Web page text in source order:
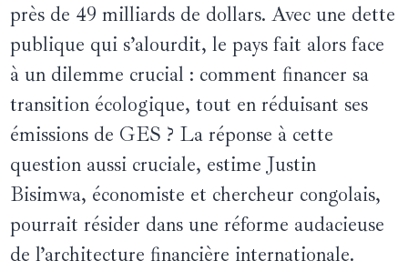
près de 49 milliards de dollars. Avec une dette
publique qui s’alourdit, le pays fait alors face
à un dilemme crucial : comment financer sa
transition écologique, tout en réduisant ses
émissions de GES ? La réponse à cette
question aussi cruciale, estime Justin
Bisimwa, économiste et chercheur congolais,
pourrait résider dans une réforme audacieuse
de l’architecture financière internationale.